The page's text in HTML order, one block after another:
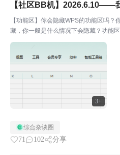
3+
【社区BB机】2026.6.10——
【功能区】你会隐藏WPS的功能区吗
藏，你一般是什么情况下会隐藏？功能
分享：我第一次遇到功能区不见的时候
综合杂谈圈
71 102 分享